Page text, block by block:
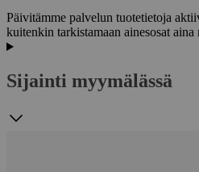
Päivitämme palvelun tuotetietoja
kuitenkin tarkistamaan ainesosat
Sijainti myymälässä